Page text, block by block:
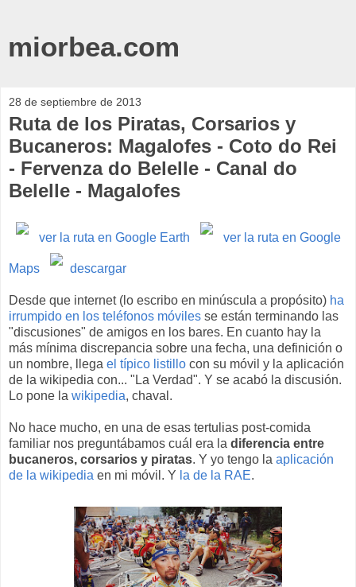
miorbea.com
28 de septiembre de 2013
Ruta de los Piratas, Corsarios y
Bucaneros: Magalofes - Coto do Rei
- Fervenza do Belelle - Canal do
Belelle - Magalofes
ver la ruta en Google Earth ver la ruta en Google
Maps descargar
Desde que internet (lo escribo en minúscula a propósito) ha
irrumpido en los teléfonos móviles se están terminando las
"discusiones" de amigos en los bares. En cuanto hay la
más mínima discrepancia sobre una fecha, una definición o
un nombre, llega el típico listillo con su móvil y la aplicación
de la wikipedia con... "La Verdad". Y se acabó la discusión.
Lo pone la wikipedia, chaval.
No hace mucho, en una de esas tertulias post-comida
familiar nos preguntábamos cuál era la diferencia entre
bucaneros, corsarios y piratas. Y yo tengo la aplicación
de la wikipedia en mi móvil. Y la de la RAE.